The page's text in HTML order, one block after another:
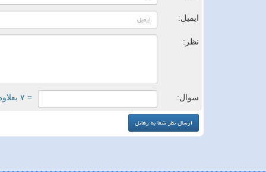
ایمیل:
نظر:
سوال: = ۷ بعلاوه ۴